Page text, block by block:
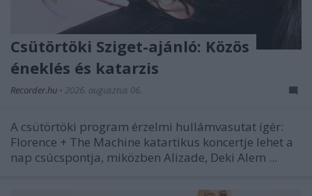
Csütörtöki Sziget-ajánló: Közös
éneklés és katarzis
Recorder.hu • 2026. augusztus 06.
A csütörtöki program érzelmi hullámvasutat ígér:
Florence + The Machine katartikus koncertje lehet a
nap csúcspontja, miközben Alizade, Deki Alem ...